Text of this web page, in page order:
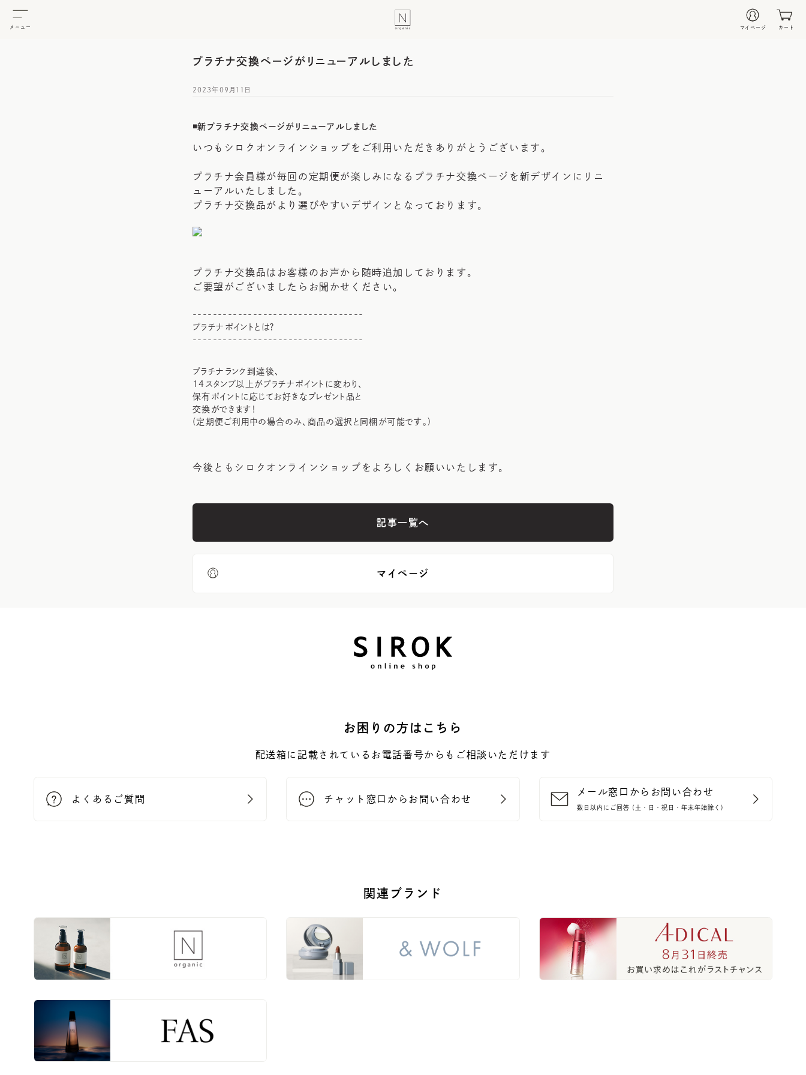
メニュー マイページ カート
プラチナ交換ページがリニューアルしました
2023年09月11日
◾️新プラチナ交換ページがリニューアルしました
いつもシロクオンラインショップをご利用いただきありがとうございます。
プラチナ会員様が毎回の定期便が楽しみになるプラチナ交換ページを新デザインにリニ
ューアルいたしました。
プラチナ交換品がより選びやすいデザインとなっております。
プラチナ交換品はお客様のお声から随時追加しております。
ご要望がございましたらお聞かせください。
----------------------------------
プラチナポイントとは？
----------------------------------
プラチナランク到達後、
14スタンプ以上がプラチナポイントに変わり、
保有ポイントに応じてお好きなプレゼント品と
交換ができます！
(定期便ご利用中の場合のみ、商品の選択と同梱が可能です。)
今後ともシロクオンラインショップをよろしくお願いいたします。
記事一覧へ
マイページ
お困りの方はこちら
配送箱に記載されているお電話番号からもご相談いただけます
よくあるご質問 チャット窓口からお問い合わせ
メール窓口からお問い合わせ
数日以内にご回答 (土・日・祝日・年末年始除く)
関連ブランド